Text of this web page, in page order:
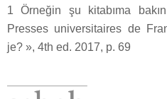
1 Örneğin şu kitabıma
Presses universitaires de
je? », 4th ed. 2017, p. 69